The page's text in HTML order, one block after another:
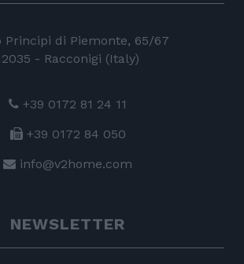
Principi di Piemonte, 65/67
- Racconigi (Italy)
+39 0172 81 24 11
+39 0172 84 050
info@v2home.com
NEWSLETTER